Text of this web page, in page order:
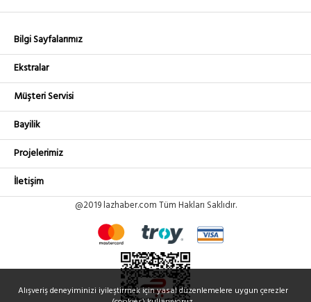
Bilgi Sayfalarımız
Ekstralar
Müşteri Servisi
Bayilik
Projelerimiz
İletişim
@2019 lazhaber.com Tüm Hakları Saklıdır.
Alışveriş deneyiminizi iyileştirmek için yasal düzenlemelere uygun çerezler